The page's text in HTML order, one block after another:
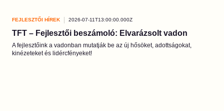
FEJLESZTŐI HÍREK 2026-07-11T13:00:00.000Z
TFT – Fejlesztői beszámoló: Elvarázsolt vadon
A fejlesztőink a vadonban mutatják be az új hősöket, adottságokat,
kinézeteket és lidércfényeket!